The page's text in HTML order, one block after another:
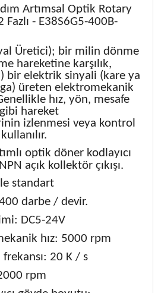
Artımsal Optik Rotary
Fazlı - E38S6G5-400B-
Üretici); bir milin dönme
hareketine karşılık,
bir elektrik sinyali (kare ya
üreten elektromekanik
hız, yön, mesafe
hareket
izlenmesi veya kontrol
optik döner kodlayıcı
açık kollektör çıkışı.
standart
darbe / devir.
DC5-24V
hız: 5000 rpm
20 K / s
rpm